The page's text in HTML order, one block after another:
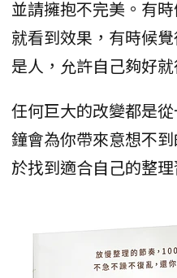
並請擁抱不完美。有
就看到效果，有時候
是人，允許自己夠好就
任何巨大的改變都是
鐘會為你帶來意想不
於找到適合自己的整理